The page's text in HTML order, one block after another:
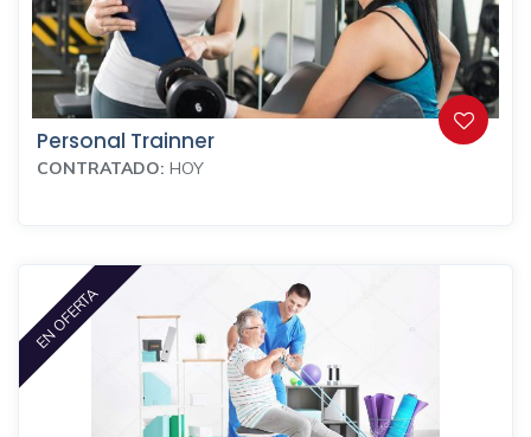
Personal Trainner
CONTRATADO: HOY
EN OFERTA